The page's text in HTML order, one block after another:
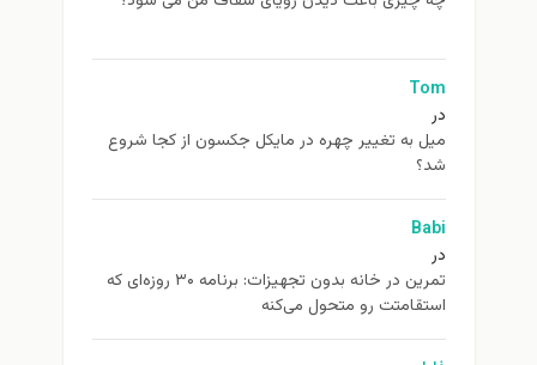
Tom
در
ميل به تغيير چهره در مایکل جکسون از كجا شروع
شد؟
Babi
در
تمرین در خانه بدون تجهیزات: برنامه ۳۰ روزه‌ای که
استقامتت رو متحول می‌کنه